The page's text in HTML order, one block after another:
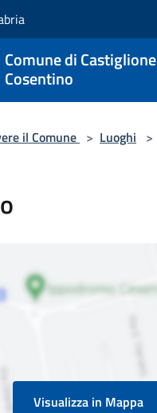
Comune di Castiglione
Cosentino
il Comune > Luoghi >
Visualizza in Mappa